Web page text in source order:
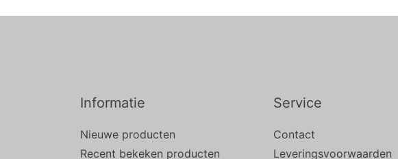
Informatie
Nieuwe producten
Recent bekeken producten
Service
Contact
Leveringsvoorwaarden